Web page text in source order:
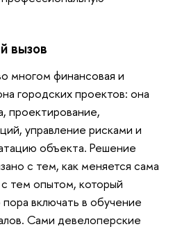
вызов
многом финансовая и
городских проектов: она
проектирование,
управление рисками и
объекта. Решение
с тем, как меняется сама
тем опытом, который
включать в обучение
Сами девелоперские